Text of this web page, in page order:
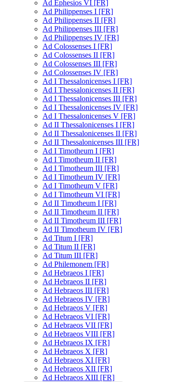
Ad Ephesios VI [FR]
Ad Philippenses I [FR]
Ad Philippenses II [FR]
Ad Philippenses III [FR]
Ad Philippenses IV [FR]
Ad Colossenses I [FR]
Ad Colossenses II [FR]
Ad Colossenses III [FR]
Ad Colossenses IV [FR]
Ad I Thessalonicenses I [FR]
Ad I Thessalonicenses II [FR]
Ad I Thessalonicenses III [FR]
Ad I Thessalonicenses IV [FR]
Ad I Thessalonicenses V [FR]
Ad II Thessalonicenses I [FR]
Ad II Thessalonicenses II [FR]
Ad II Thessalonicenses III [FR]
Ad I Timotheum I [FR]
Ad I Timotheum II [FR]
Ad I Timotheum III [FR]
Ad I Timotheum IV [FR]
Ad I Timotheum V [FR]
Ad I Timotheum VI [FR]
Ad II Timotheum I [FR]
Ad II Timotheum II [FR]
Ad II Timotheum III [FR]
Ad II Timotheum IV [FR]
Ad Titum I [FR]
Ad Titum II [FR]
Ad Titum III [FR]
Ad Philemonem [FR]
Ad Hebraeos I [FR]
Ad Hebraeos II [FR]
Ad Hebraeos III [FR]
Ad Hebraeos IV [FR]
Ad Hebraeos V [FR]
Ad Hebraeos VI [FR]
Ad Hebraeos VII [FR]
Ad Hebraeos VIII [FR]
Ad Hebraeos IX [FR]
Ad Hebraeos X [FR]
Ad Hebraeos XI [FR]
Ad Hebraeos XII [FR]
Ad Hebraeos XIII [FR]